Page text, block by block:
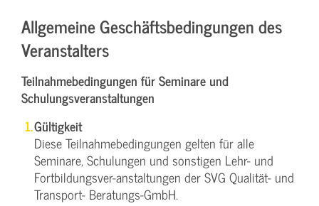
Allgemeine Geschäftsbedingungen des
Veranstalters
Teilnahmebedingungen für Seminare und
Schulungsveranstaltungen
Gültigkeit
Diese Teilnahmebedingungen gelten für alle
Seminare, Schulungen und sonstigen Lehr- und
Fortbildungsver-anstaltungen der SVG Qualität- und
Transport- Beratungs-GmbH.